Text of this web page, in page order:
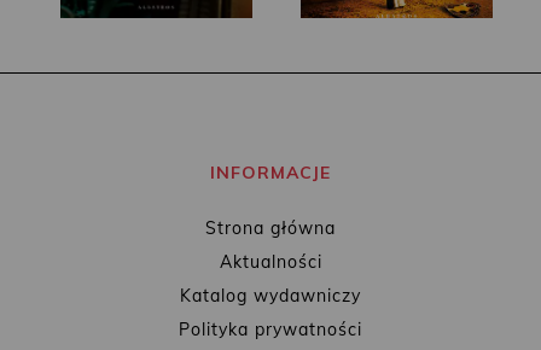
INFORMACJE
Strona główna
Aktualności
Katalog wydawniczy
Polityka prywatności